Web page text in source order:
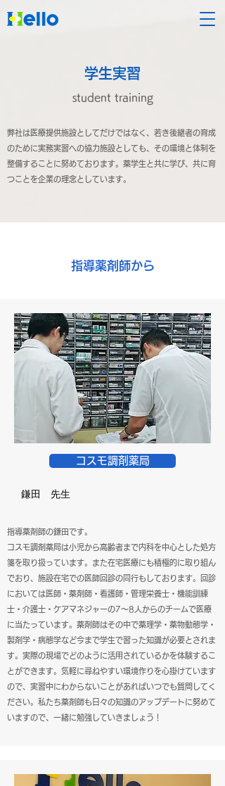
学生実習
student training
弊社は医療提供施設としてだけではなく、若き後継者の育成
のために実務実習への協力施設としても、その環境と体制を
整備することに努めております。薬学生と共に学び、共に育
つことを企業の理念としています。
​指導薬剤師から
コスモ調剤薬局
鎌田 先生
指導薬剤師の鎌田です。
コスモ調剤薬局は小児から高齢者まで内科を中心とした処方
箋を取り扱っています。また在宅医療にも積極的に取り組ん
でおり、施設在宅での医師回診の同行もしております。回診
においては医師・薬剤師・看護師・管理栄養士・機能訓練
士・介護士・ケアマネジャーの7～8人からのチームで医療
に当たっています。薬剤師はその中で薬理学・薬物動態学・
製剤学・病態学など今まで学生で習った知識が必要とされま
す。実際の現場でどのように活用されているかを体験するこ
とができます。気軽に尋ねやすい環境作りを心掛けています
ので、実習中にわからないことがあればいつでも質問してく
ださい。私たち薬剤師も日々の知識のアップデートに努めて
いますので、一緒に勉強していきましょう！